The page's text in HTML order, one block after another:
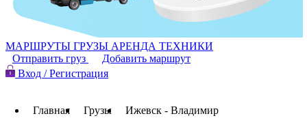
МАРШРУТЫ ГРУЗЫ АРЕНДА ТЕХНИКИ
Отправить груз
Добавить маршрут
Вход / Регистрация
Главная Грузы Ижевск - Владимир